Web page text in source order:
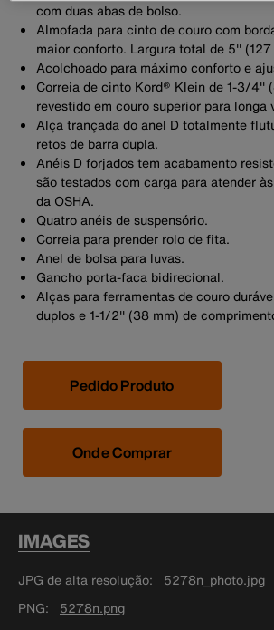
com duas abas de bolso.
Almofada para cinto de couro com
maior conforto. Largura total de 5'' (127
Acolchoado para máximo conforto e
Correia de cinto Kord® Klein de 1-3/4''
revestido em couro superior para longa
Alça trançada do anel D totalmente
retos de barra dupla.
Anéis D forjados tem acabamento
são testados com carga para atender
da OSHA.
Quatro anéis de suspensório.
Correia para prender rolo de fita.
Anel de bolsa para luvas.
Gancho porta-faca bidirecional.
Alças para ferramentas de couro
duplos e 1-1/2'' (38 mm) de
Pedido Produto
Onde Comprar
IMAGES
JPG de alta resolução
5278n_photo.jpg
PNG
5278n.png